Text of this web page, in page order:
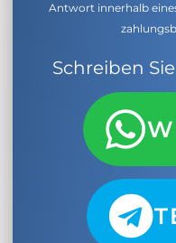
Antwort innerhalb
Schreiben